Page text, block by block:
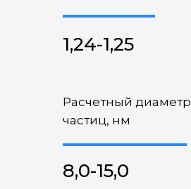
1,24-1,25
Расчетный диаметр
частиц, нм
8,0-15,0